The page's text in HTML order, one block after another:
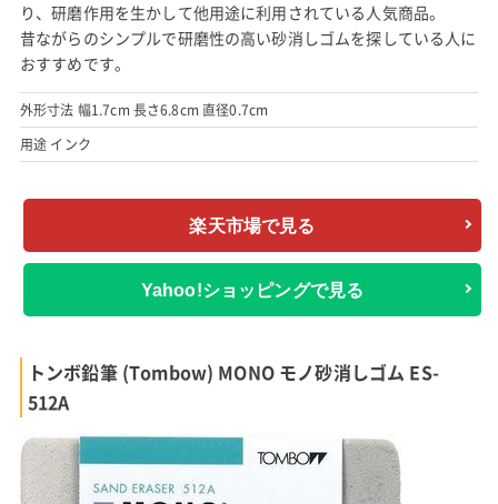
り、研磨作用を生かして他用途に利用されている人気商品。
昔ながらのシンプルで研磨性の高い砂消しゴムを探している人に
おすすめです。
外形寸法 幅1.7cm 長さ6.8cm 直径0.7cm
用途 インク
楽天市場で見る
Yahoo!ショッピングで見る
トンボ鉛筆 (Tombow) MONO モノ砂消しゴム ES-
512A